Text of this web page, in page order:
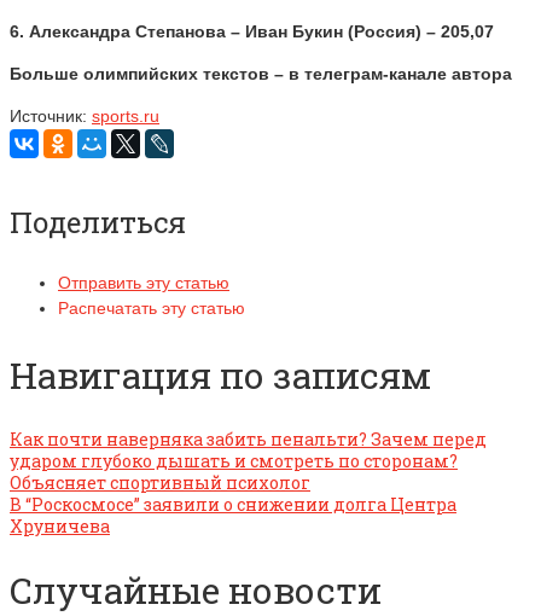
6. Александра Степанова – Иван Букин (Россия) – 205,07
Больше олимпийских текстов – в телеграм-канале автора
Источник: sports.ru
Поделиться
Отправить эту статью
Распечатать эту статью
Навигация по записям
Как почти наверняка забить пенальти? Зачем перед
ударом глубоко дышать и смотреть по сторонам?
Объясняет спортивный психолог
В “Роскосмосе” заявили о снижении долга Центра
Хруничева
Случайные новости